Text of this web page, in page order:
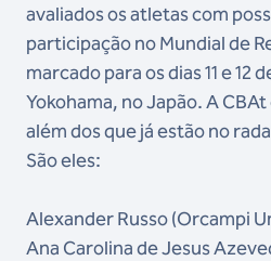
avaliados os atletas com
participação no Mundial de
marcado para os dias 11 e 12
Yokohama, no Japão. A
além dos que já estão no
São eles:
Alexander Russo (Orcampi
Ana Carolina de Jesus